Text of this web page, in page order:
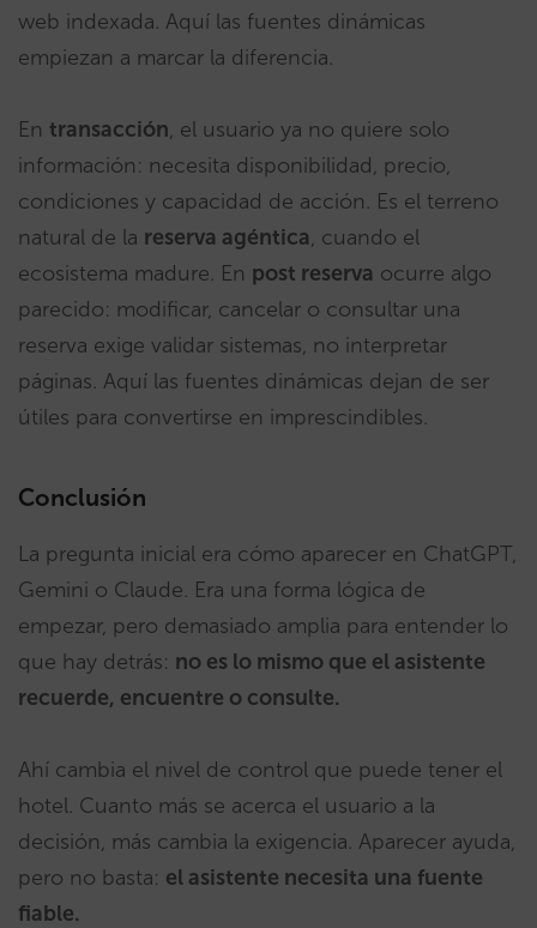
web indexada. Aquí las fuentes dinámicas
empiezan a marcar la diferencia.
En transacción, el usuario ya no quiere solo
información: necesita disponibilidad, precio,
condiciones y capacidad de acción. Es el terreno
natural de la reserva agéntica, cuando el
ecosistema madure. En post reserva ocurre algo
parecido: modificar, cancelar o consultar una
reserva exige validar sistemas, no interpretar
páginas. Aquí las fuentes dinámicas dejan de ser
útiles para convertirse en imprescindibles.
Conclusión
La pregunta inicial era cómo aparecer en ChatGPT,
Gemini o Claude. Era una forma lógica de
empezar, pero demasiado amplia para entender lo
que hay detrás: no es lo mismo que el asistente
recuerde, encuentre o consulte.
Ahí cambia el nivel de control que puede tener el
hotel. Cuanto más se acerca el usuario a la
decisión, más cambia la exigencia. Aparecer ayuda,
pero no basta: el asistente necesita una fuente
fiable.